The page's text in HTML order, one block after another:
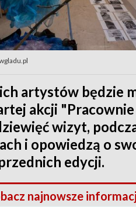
artystów będzie
akcji
wizyt,
i opowiedzą o
edycji.
najnowsze